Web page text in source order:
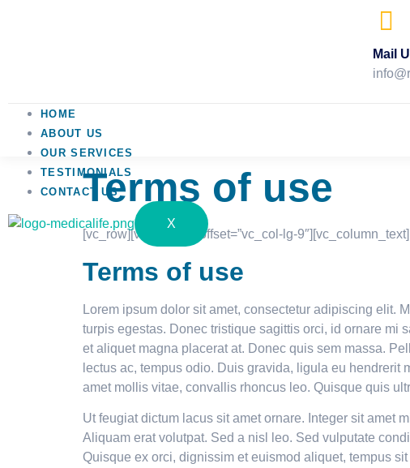
Mail
HOME
ABOUT US
OUR SERVICES
TESTIMONIALS
CONTACT US
X
Terms of use
[vc_row][vc_column offset=”vc_col-lg-9″][vc_column_text]
Terms of use
Lorem ipsum dolor sit amet, consectetur adipiscing elit.
turpis egestas. Donec tristique sagittis orci, id ornare mi
et aliquet magna placerat at. Donec quis sem massa.
lectus ac, tempus odio. Duis gravida, ligula eu
amet mollis vitae, convallis rhoncus leo. Quisque quis
Ut feugiat dictum lacus sit amet ornare. Integer sit amet
Aliquam erat volutpat. Sed a nisl leo. Sed vulputate
Quisque ex orci, dignissim et euismod aliquet, tempus